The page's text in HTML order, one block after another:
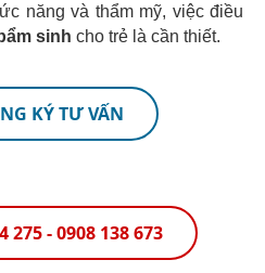
năng và thẩm mỹ, việc điều
sinh cho trẻ là cần thiết.
KÝ TƯ VẤN
275 - 0908 138 673